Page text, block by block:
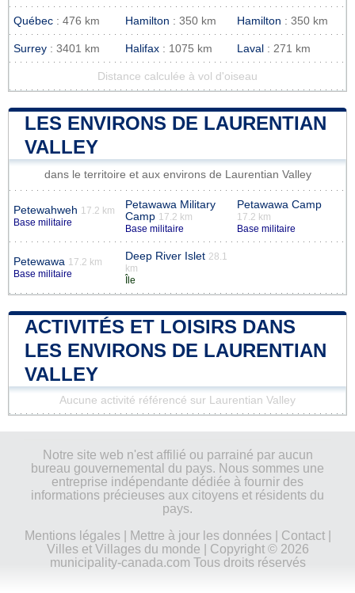
Québec : 476 km Hamilton : 350 km Hamilton : 350 km
Surrey : 3401 km Halifax : 1075 km Laval : 271 km
Distance calculée à vol d'oiseau
LES ENVIRONS DE LAURENTIAN
VALLEY
dans le territoire et aux environs de Laurentian Valley
Petewahweh 17.2 km
Base militaire
Petawawa Military
Camp 17.2 km
Base militaire
Petawawa Camp
17.2 km
Base militaire
Petewawa 17.2 km
Base militaire
Deep River Islet 28.1
km
Île
ACTIVITÉS ET LOISIRS DANS
LES ENVIRONS DE LAURENTIAN
VALLEY
Aucune activité référencé sur Laurentian Valley
Notre site web n'est affilié ou parrainé par aucun
bureau gouvernemental du pays. Nous sommes une
entreprise indépendante dédiée à fournir des
informations précieuses aux citoyens et résidents du
pays.
Mentions légales| Mettre à jour les données| Contact|
Villes et Villages du monde | Copyright © 2026
municipality-canada.com Tous droits réservés